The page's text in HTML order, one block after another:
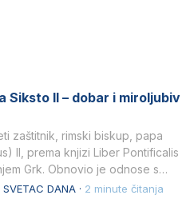
Siksto II – dobar i miroljubiv
zaštitnik, rimski biskup, papa
II, prema knjizi Liber Pontificalis
Grk. Obnovio je odnose s
DANA · 2 minute čitanja